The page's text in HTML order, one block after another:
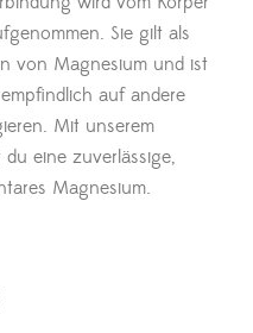
Sie gilt als
von Magnesium und ist
auf andere
Mit unserem
eine zuverlässige,
Magnesium.